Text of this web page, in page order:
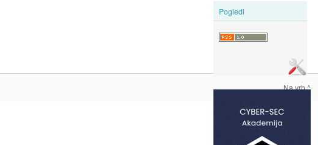
Pogledi
Na vrh ^